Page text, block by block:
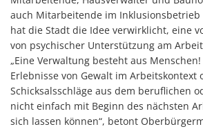
auch Mitarbeitende im Inklusionsbetrieb
hat die Stadt die Idee verwirklicht, eine
von psychischer Unterstützung am
„Eine Verwaltung besteht aus
Erlebnisse von Gewalt im Arbeitskontext
Schicksalsschläge aus dem beruflichen
nicht einfach mit Beginn des nächsten
sich lassen können“, betont